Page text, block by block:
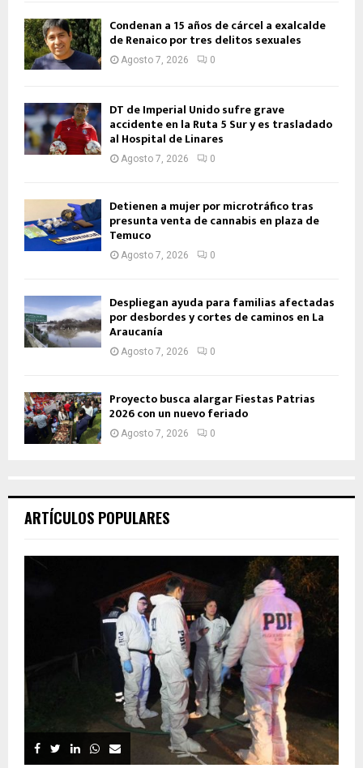
Condenan a 15 años de cárcel a exalcalde
de Renaico por tres delitos sexuales
Agosto 7, 2026 0
DT de Imperial Unido sufre grave
accidente en la Ruta 5 Sur y es trasladado
al Hospital de Linares
Agosto 7, 2026 0
Detienen a mujer por microtráfico tras
presunta venta de cannabis en plaza de
Temuco
Agosto 7, 2026 0
Despliegan ayuda para familias afectadas
por desbordes y cortes de caminos en La
Araucanía
Agosto 7, 2026 0
Proyecto busca alargar Fiestas Patrias
2026 con un nuevo feriado
Agosto 7, 2026 0
ARTÍCULOS POPULARES